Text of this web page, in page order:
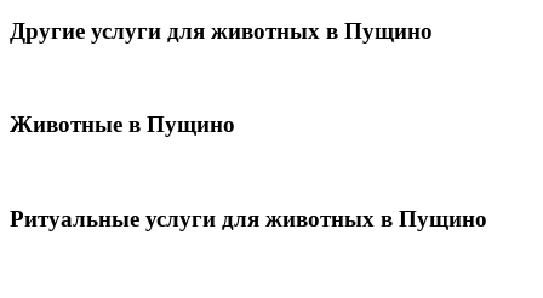
Другие услуги для животных в Пущино
Животные в Пущино
Ритуальные услуги для животных в Пущино